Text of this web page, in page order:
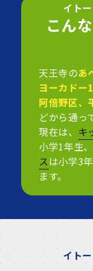
イト
こん
天王寺のあ
ヨーカドー
阿倍野区、
どから通っ
現在は、 キ
小学1年生、
スは小学3
ます。
イト